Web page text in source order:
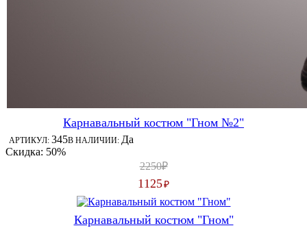
Карнавальный костюм "Гном №2"
АРТИКУЛ: 345В НАЛИЧИИ: Да
Скидка: 50%
2250₽
1125₽
Карнавальный костюм "Гном"